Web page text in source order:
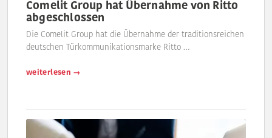
Comelit Group hat Übernahme von Ritto
abgeschlossen
Die Comelit Group hat die Übernahme der traditionsreichen
deutschen Türkommunikationsmarke Ritto …
weiterlesen →